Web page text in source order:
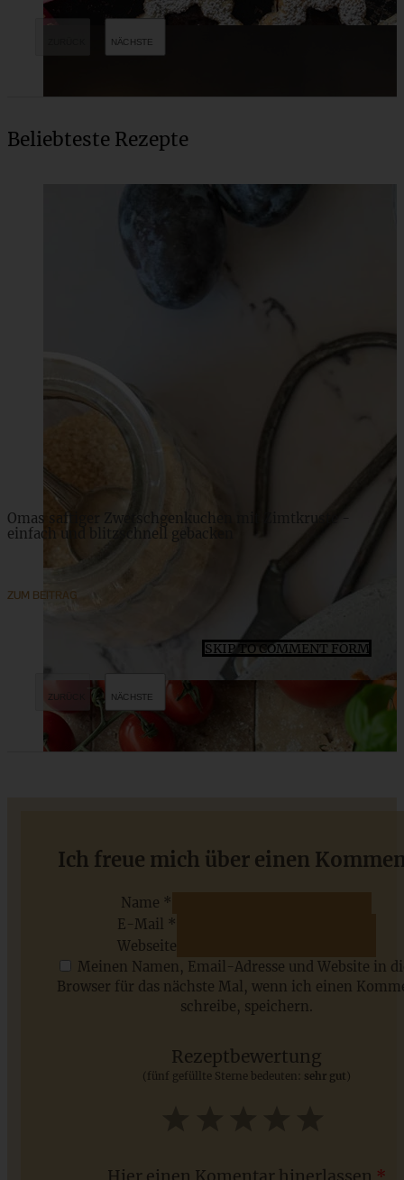
Spitzbuben mit Lemon-Curd
Einfache Cranberry-Orangen-Plätzchen – fruchtig,
buttrig, perfekt für die Winterzeit
Beliebteste Rezepte
Omas saftiger Zwetschgenkuchen mit Zimtkruste -
einfach und blitzschnell gebacken
ZUM BEITRAG
Saisonale Rezepte im Juli - meine 7 sommerlichen
SKIP TO COMMENT FORM
Ich freue mich über einen
Name *
E-Mail *
Webseite
Meinen Namen, Email-Adresse und Website in
Browser für das nächste Mal, wenn ich einen
schreibe, speichern.
Rezeptbewertung
(fünf gefüllte Sterne bedeuten: sehr gut )